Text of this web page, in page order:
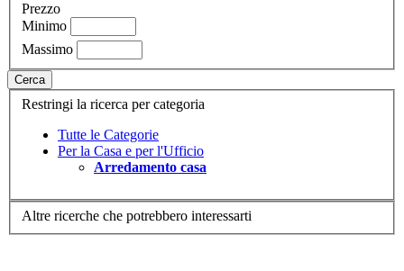
Prezzo
Minimo
Massimo
Cerca
Restringi la ricerca per categoria
Tutte le Categorie
Per la Casa e per l'Ufficio
Arredamento casa
Altre ricerche che potrebbero interessarti